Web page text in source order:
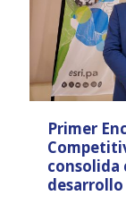
Primer
consolida